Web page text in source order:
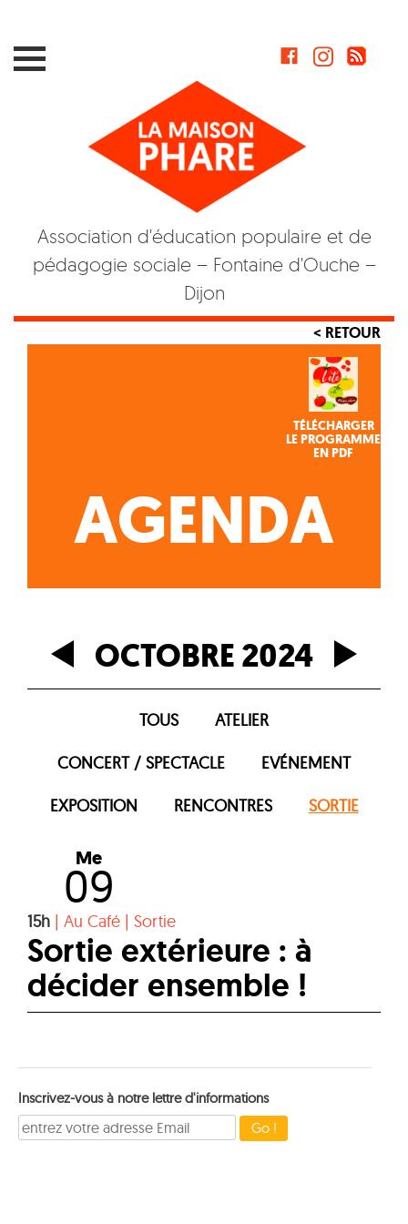
Association d'éducation populaire et de
pédagogie sociale – Fontaine d'Ouche –
Dijon
< RETOUR
TÉLÉCHARGER
LE PROGRAMME
EN PDF
AGENDA
OCTOBRE 2024
TOUS ATELIER
CONCERT / SPECTACLE EVÉNEMENT
EXPOSITION RENCONTRES SORTIE
Me
09
15h | Au Café | Sortie
Sortie extérieure : à
décider ensemble !
Inscrivez-vous à notre lettre d'informations